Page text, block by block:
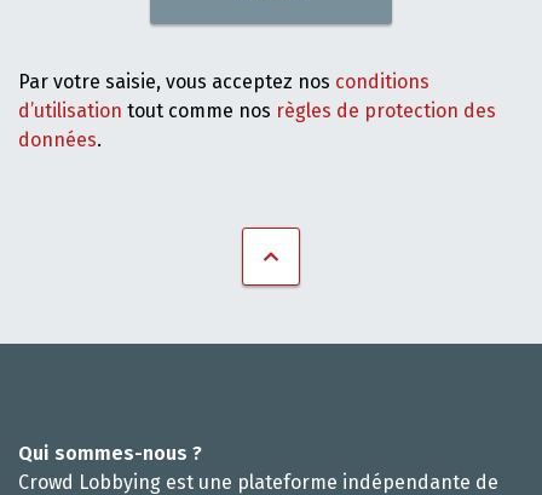
Par votre saisie, vous acceptez nos conditions
d’utilisation tout comme nos règles de protection des
données.
Qui sommes-nous ?
Crowd Lobbying est une plateforme indépendante de